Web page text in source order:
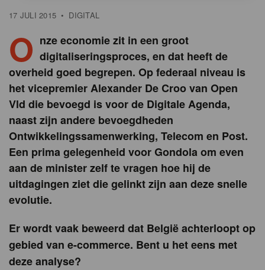
17 JULI 2015 • DIGITAL
O nze economie zit in een groot
digitaliseringsproces, en dat heeft de
overheid goed begrepen. Op federaal niveau is
het vicepremier Alexander De Croo van Open
Vld die bevoegd is voor de Digitale Agenda,
naast zijn andere bevoegdheden
Ontwikkelingssamenwerking, Telecom en Post.
Een prima gelegenheid voor Gondola om even
aan de minister zelf te vragen hoe hij de
uitdagingen ziet die gelinkt zijn aan deze snelle
evolutie.
Er wordt vaak beweerd dat België achterloopt op
gebied van e-commerce. Bent u het eens met
deze analyse?